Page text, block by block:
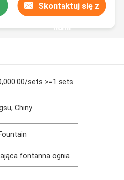
Skontaktuj się z
nami
sets >=1 sets
Chiny
fontanna ognia